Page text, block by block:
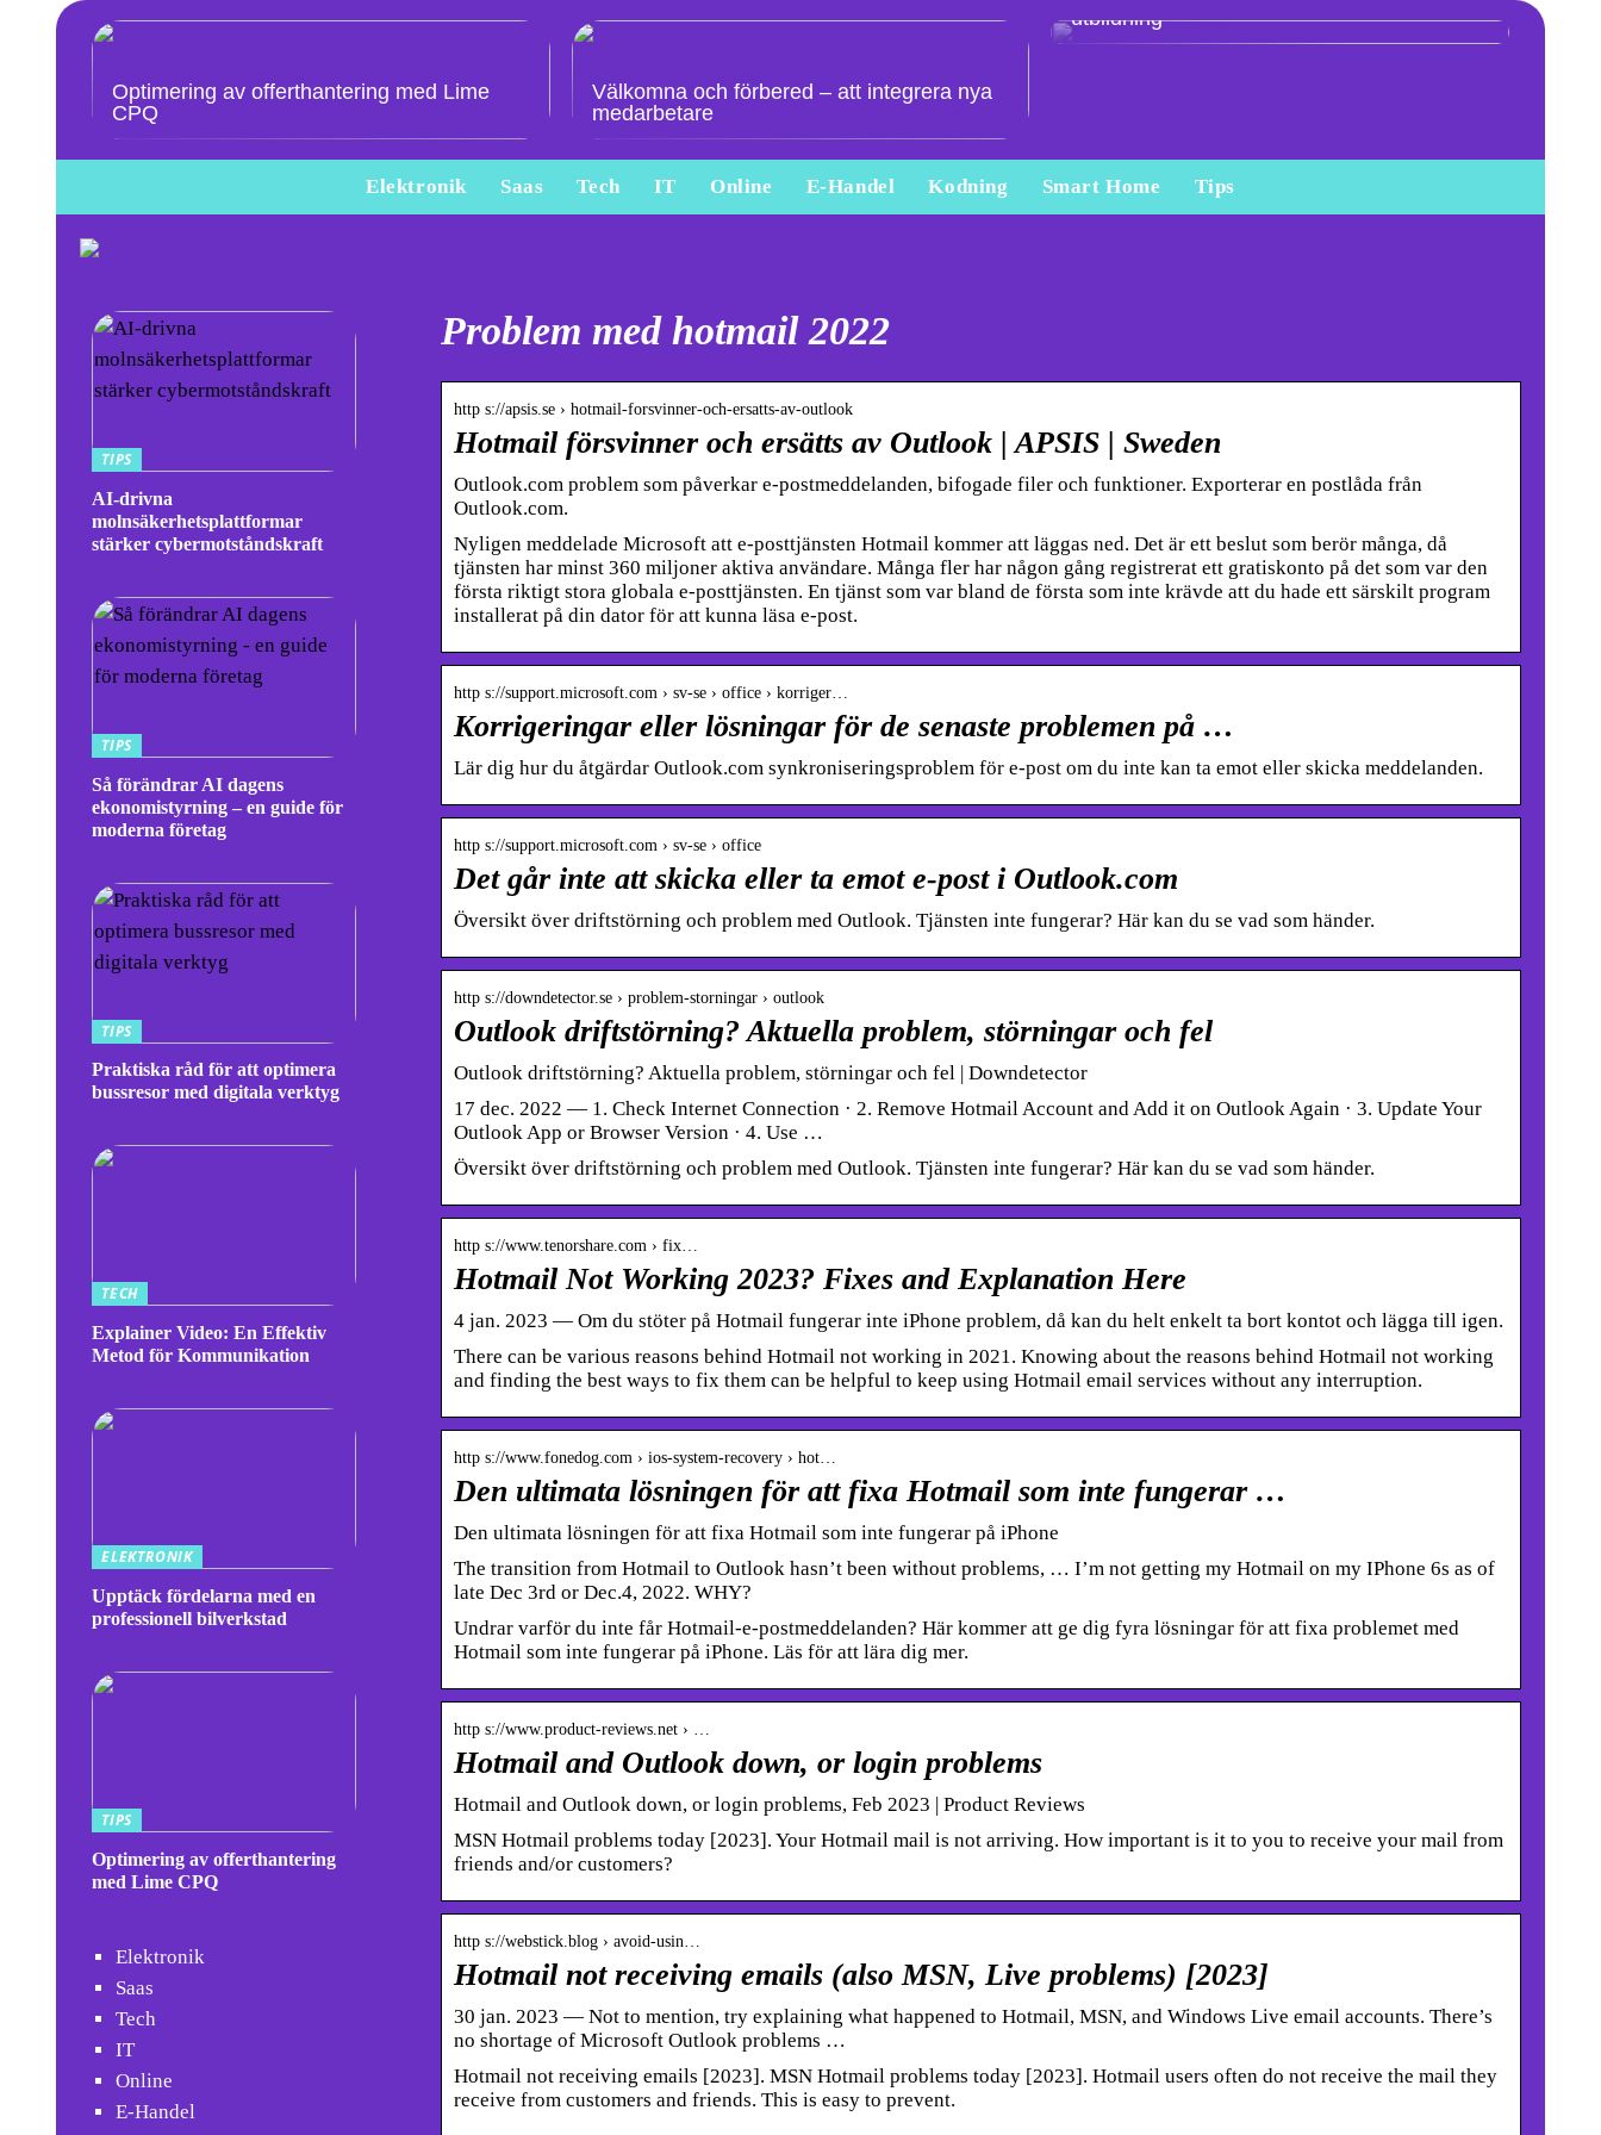
Optimering av offerthantering med Lime
CPQ
Välkomna och förbered – att integrera nya
medarbetare
utbildning
Elektronik Saas Tech IT Online E-Handel Kodning Smart Home Tips
Problem med hotmail 2022
http s://apsis.se › hotmail-forsvinner-och-ersatts-av-outlook
Hotmail försvinner och ersätts av Outlook | APSIS | Sweden
Outlook.com problem som påverkar e-postmeddelanden, bifogade filer och funktioner. Exporterar en postlåda från
Outlook.com.
Nyligen meddelade Microsoft att e-posttjänsten Hotmail kommer att läggas ned. Det är ett beslut som berör många, då
tjänsten har minst 360 miljoner aktiva användare. Många fler har någon gång registrerat ett gratiskonto på det som var den
första riktigt stora globala e-posttjänsten. En tjänst som var bland de första som inte krävde att du hade ett särskilt program
installerat på din dator för att kunna läsa e-post.
http s://support.microsoft.com › sv-se › office › korriger…
Korrigeringar eller lösningar för de senaste problemen på …
Lär dig hur du åtgärdar Outlook.com synkroniseringsproblem för e-post om du inte kan ta emot eller skicka meddelanden.
http s://support.microsoft.com › sv-se › office
Det går inte att skicka eller ta emot e-post i Outlook.com
Översikt över driftstörning och problem med Outlook. Tjänsten inte fungerar? Här kan du se vad som händer.
http s://downdetector.se › problem-storningar › outlook
Outlook driftstörning? Aktuella problem, störningar och fel
Outlook driftstörning? Aktuella problem, störningar och fel | Downdetector
17 dec. 2022 — 1. Check Internet Connection · 2. Remove Hotmail Account and Add it on Outlook Again · 3. Update Your
Outlook App or Browser Version · 4. Use …
Översikt över driftstörning och problem med Outlook. Tjänsten inte fungerar? Här kan du se vad som händer.
http s://www.tenorshare.com › fix…
Hotmail Not Working 2023? Fixes and Explanation Here
4 jan. 2023 — Om du stöter på Hotmail fungerar inte iPhone problem, då kan du helt enkelt ta bort kontot och lägga till igen.
There can be various reasons behind Hotmail not working in 2021. Knowing about the reasons behind Hotmail not working
and finding the best ways to fix them can be helpful to keep using Hotmail email services without any interruption.
http s://www.fonedog.com › ios-system-recovery › hot…
Den ultimata lösningen för att fixa Hotmail som inte fungerar …
Den ultimata lösningen för att fixa Hotmail som inte fungerar på iPhone
The transition from Hotmail to Outlook hasn’t been without problems, … I’m not getting my Hotmail on my IPhone 6s as of
late Dec 3rd or Dec.4, 2022. WHY?
Undrar varför du inte får Hotmail-e-postmeddelanden? Här kommer att ge dig fyra lösningar för att fixa problemet med
Hotmail som inte fungerar på iPhone. Läs för att lära dig mer.
http s://www.product-reviews.net › …
Hotmail and Outlook down, or login problems
Hotmail and Outlook down, or login problems, Feb 2023 | Product Reviews
MSN Hotmail problems today [2023]. Your Hotmail mail is not arriving. How important is it to you to receive your mail from
friends and/or customers?
http s://webstick.blog › avoid-usin…
Hotmail not receiving emails (also MSN, Live problems) [2023]
30 jan. 2023 — Not to mention, try explaining what happened to Hotmail, MSN, and Windows Live email accounts. There’s
no shortage of Microsoft Outlook problems …
Hotmail not receiving emails [2023]. MSN Hotmail problems today [2023]. Hotmail users often do not receive the mail they
receive from customers and friends. This is easy to prevent.
TIPS
AI-drivna
molnsäkerhetsplattformar
stärker cybermotståndskraft
TIPS
Så förändrar AI dagens
ekonomistyrning – en guide för
moderna företag
TIPS
Praktiska råd för att optimera
bussresor med digitala verktyg
TECH
Explainer Video: En Effektiv
Metod för Kommunikation
ELEKTRONIK
Upptäck fördelarna med en
professionell bilverkstad
TIPS
Optimering av offerthantering
med Lime CPQ
Elektronik
Saas
Tech
IT
Online
E-Handel